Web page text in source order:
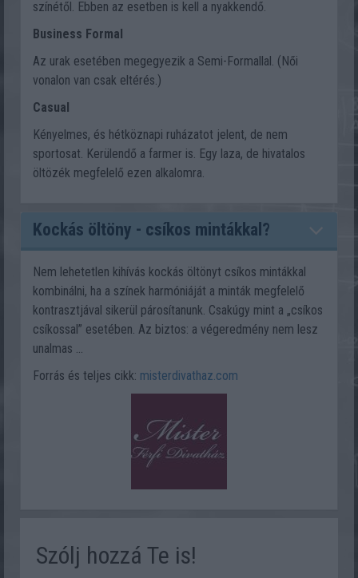
színétől. Ebben az esetben is kell a nyakkendő.
Business Formal
Az urak esetében megegyezik a Semi-Formallal. (Női
vonalon van csak eltérés.)
Casual
Kényelmes, és hétköznapi ruházatot jelent, de nem
sportosat. Kerülendő a farmer is. Egy laza, de hivatalos
öltözék megfelelő ezen alkalomra.
Kockás öltöny - csíkos mintákkal?
Nem lehetetlen kihívás kockás öltönyt csíkos mintákkal
kombinálni, ha a színek harmóniáját a minták megfelelő
kontrasztjával sikerül párosítanunk. Csakúgy mint a „csíkos
csíkossal” esetében. Az biztos: a végeredmény nem lesz
unalmas ...
Forrás és teljes cikk: misterdivathaz.com
Szólj hozzá Te is!